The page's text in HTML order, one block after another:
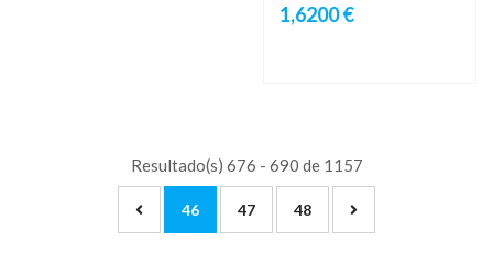
1,6200 €
Resultado(s) 676 - 690 de 1157
46 47 48